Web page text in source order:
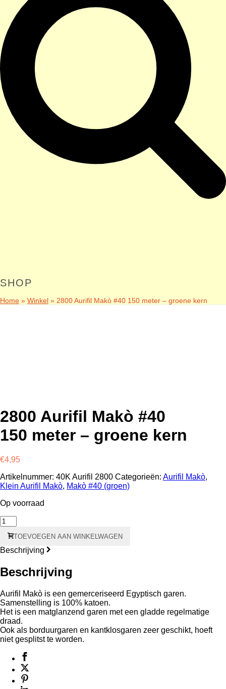
SHOP
Home » Winkel » 2800 Aurifil Makò #40 150 meter – groene kern
2800 Aurifil Makò #40
150 meter – groene kern
€4,95
Artikelnummer: 40K Aurifil 2800 Categorieën: Aurifil Makò,
Klein Aurifil Makò, Makò #40 (groen)
Op voorraad
2800
Aurifil
Makò
#40
-
kern
aantal
TOEVOEGEN AAN WINKELWAGEN
Beschrijving
Beschrijving
Aurifil Makò is een gemerceriseerd Egyptisch garen.
Samenstelling is 100% katoen.
Het is een matglanzend garen met een gladde regelmatige
draad.
Ook als borduurgaren en kantklosgaren zeer geschikt, hoeft
niet gesplitst te worden.